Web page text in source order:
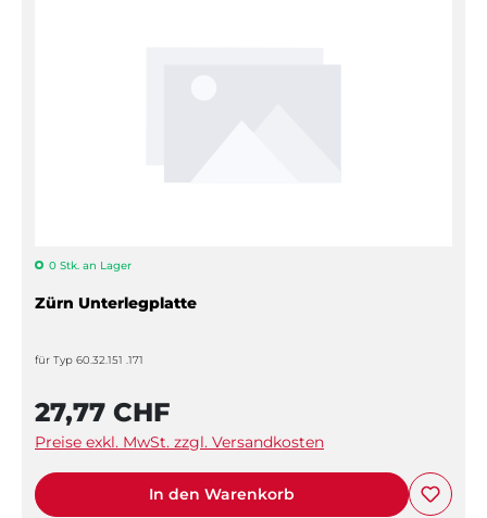
0 Stk. an Lager
Zürn Unterlegplatte
für Typ 60.32.151 .171
27,77 CHF
Preise exkl. MwSt. zzgl. Versandkosten
In den Warenkorb